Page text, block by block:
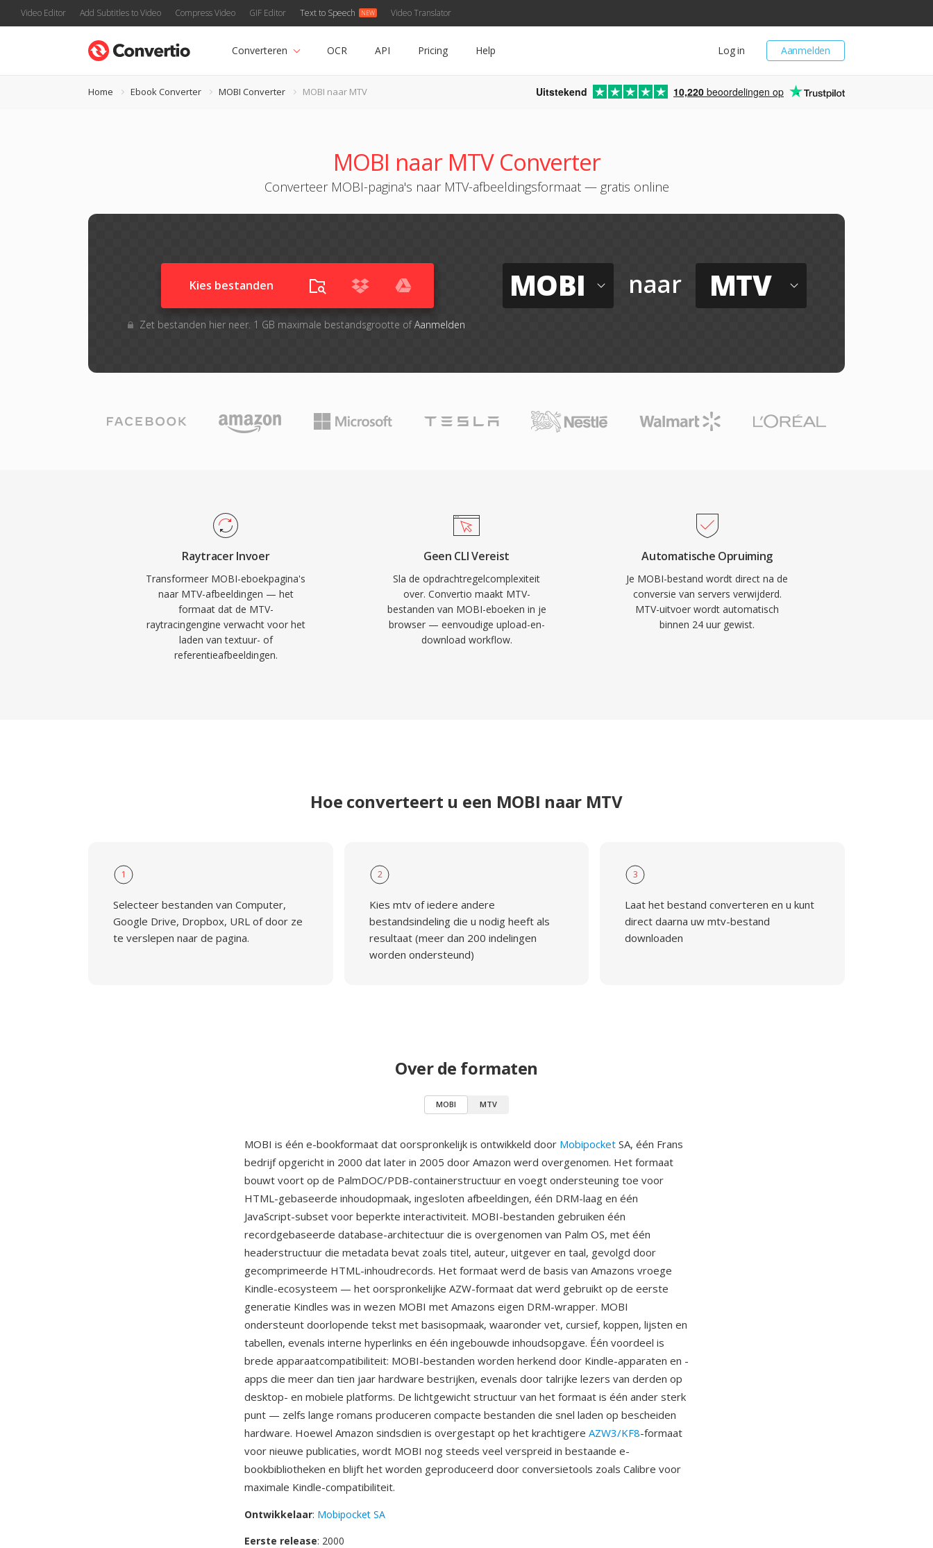
Video Editor Add Subtitles to Video Compress Video GIF Editor Text to Speech Video Translator
Aanmelden
Log in
Converteren OCR API Pricing Help
Home Ebook Converter MOBI Converter MOBI naar MTV Uitstekend 10,220 beoordelingen op
MOBI naar MTV Converter
Converteer MOBI-pagina's naar MTV-afbeeldingsformaat — gratis online
Kies bestanden
Zet bestanden hier neer. 1 GB maximale bestandsgrootte ofAanmelden
MOBI naar MTV
Raytracer Invoer
Transformeer MOBI-eboekpagina's
naar MTV-afbeeldingen — het
formaat dat de MTV-
raytracingengine verwacht voor het
laden van textuur- of
referentieafbeeldingen.
Geen CLI Vereist
Sla de opdrachtregelcomplexiteit
over. Convertio maakt MTV-
bestanden van MOBI-eboeken in je
browser — eenvoudige upload-en-
download workflow.
Automatische Opruiming
Je MOBI-bestand wordt direct na de
conversie van servers verwijderd.
MTV-uitvoer wordt automatisch
binnen 24 uur gewist.
Hoe converteert u een MOBI naar MTV
1
Selecteer bestanden van Computer,
Google Drive, Dropbox, URL of door ze
te verslepen naar de pagina.
2
Kies mtv of iedere andere
bestandsindeling die u nodig heeft als
resultaat (meer dan 200 indelingen
worden ondersteund)
3
Laat het bestand converteren en u kunt
direct daarna uw mtv-bestand
downloaden
Over de formaten
MOBI MTV
MOBI is één e-bookformaat dat oorspronkelijk is ontwikkeld door Mobipocket SA, één Frans
bedrijf opgericht in 2000 dat later in 2005 door Amazon werd overgenomen. Het formaat
bouwt voort op de PalmDOC/PDB-containerstructuur en voegt ondersteuning toe voor
HTML-gebaseerde inhoudopmaak, ingesloten afbeeldingen, één DRM-laag en één
JavaScript-subset voor beperkte interactiviteit. MOBI-bestanden gebruiken één
recordgebaseerde database-architectuur die is overgenomen van Palm OS, met één
headerstructuur die metadata bevat zoals titel, auteur, uitgever en taal, gevolgd door
gecomprimeerde HTML-inhoudrecords. Het formaat werd de basis van Amazons vroege
Kindle-ecosysteem — het oorspronkelijke AZW-formaat dat werd gebruikt op de eerste
generatie Kindles was in wezen MOBI met Amazons eigen DRM-wrapper. MOBI
ondersteunt doorlopende tekst met basisopmaak, waaronder vet, cursief, koppen, lijsten en
tabellen, evenals interne hyperlinks en één ingebouwde inhoudsopgave. Één voordeel is
brede apparaatcompatibiliteit: MOBI-bestanden worden herkend door Kindle-apparaten en -
apps die meer dan tien jaar hardware bestrijken, evenals door talrijke lezers van derden op
desktop- en mobiele platforms. De lichtgewicht structuur van het formaat is één ander sterk
punt — zelfs lange romans produceren compacte bestanden die snel laden op bescheiden
hardware. Hoewel Amazon sindsdien is overgestapt op het krachtigere AZW3/KF8-formaat
voor nieuwe publicaties, wordt MOBI nog steeds veel verspreid in bestaande e-
bookbibliotheken en blijft het worden geproduceerd door conversietools zoals Calibre voor
maximale Kindle-compatibiliteit.
Ontwikkelaar: Mobipocket SA
Eerste release: 2000